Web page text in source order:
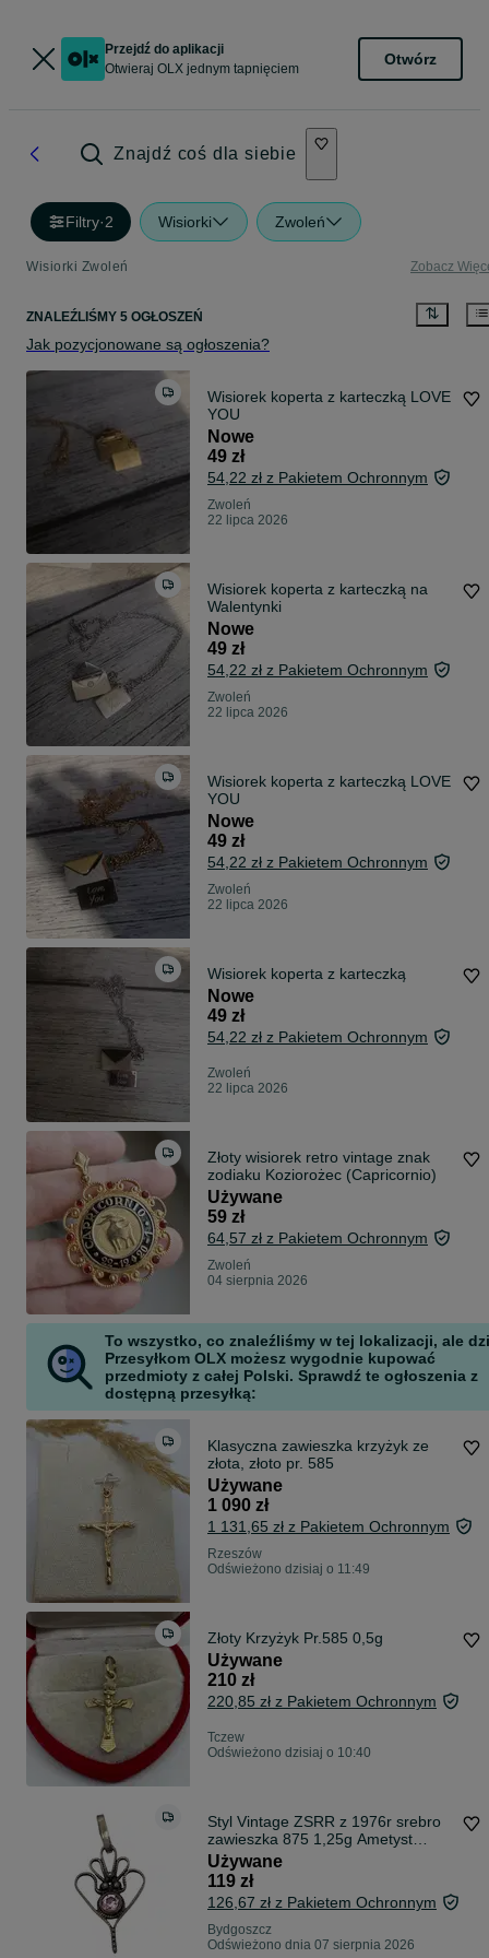
Przejdź do aplikacji
Otwieraj OLX jednym tapnięciem
Otwórz
Znajdź coś dla siebie
Filtry·2 Wisiorki Zwoleń
Wisiorki Zwoleń Zobacz
ZNALEŹLIŚMY 5 OGŁOSZEŃ
Jak pozycjonowane są ogłoszenia?
Wisiorek koperta z karteczką LOVE
YOU
Nowe
49 zł
54,22 zł z Pakietem Ochronnym
Zwoleń
22 lipca 2026
Wisiorek koperta z karteczką na
Walentynki
Nowe
49 zł
54,22 zł z Pakietem Ochronnym
Zwoleń
22 lipca 2026
Wisiorek koperta z karteczką LOVE
YOU
Nowe
49 zł
54,22 zł z Pakietem Ochronnym
Zwoleń
22 lipca 2026
Wisiorek koperta z karteczką
Nowe
49 zł
54,22 zł z Pakietem Ochronnym
Zwoleń
22 lipca 2026
Złoty wisiorek retro vintage znak
zodiaku Koziorożec (Capricornio)
Używane
59 zł
64,57 zł z Pakietem Ochronnym
Zwoleń
04 sierpnia 2026
To wszystko, co znaleźliśmy w tej lokalizacji, ale
Przesyłkom OLX możesz wygodnie kupować
przedmioty z całej Polski. Sprawdź te ogłoszenia z
dostępną przesyłką:
Klasyczna zawieszka krzyżyk ze
złota, złoto pr. 585
Używane
1 090 zł
1 131,65 zł z Pakietem Ochronnym
Rzeszów
Odświeżono dzisiaj o 11:49
Złoty Krzyżyk Pr.585 0,5g
Używane
210 zł
220,85 zł z Pakietem Ochronnym
Tczew
Odświeżono dzisiaj o 10:40
Styl Vintage ZSRR z 1976r srebro
zawieszka 875 1,25g Ametyst
Syntetyczny
Używane
119 zł
126,67 zł z Pakietem Ochronnym
Bydgoszcz
Odświeżono dnia 07 sierpnia 2026